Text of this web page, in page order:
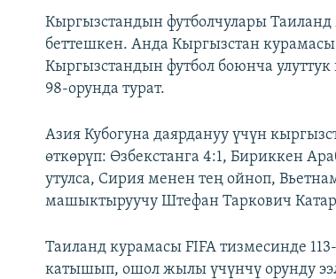
Кыргызстандын футболчулары
беттешкен. Анда Кыргызстан курамасы
Кыргызстандын футбол боюнча
98-орунда турат.
Азия Кубогуна даярдануу үчүн
өткөрүп: Өзбекстанга 4:1, Бириккен
утулса, Сирия менен тең ойноп,
машыктыруучу Штефан Таркович
Таиланд курамасы FIFA тизмесинде
катышып, ошол жылы үчүнчү орунду